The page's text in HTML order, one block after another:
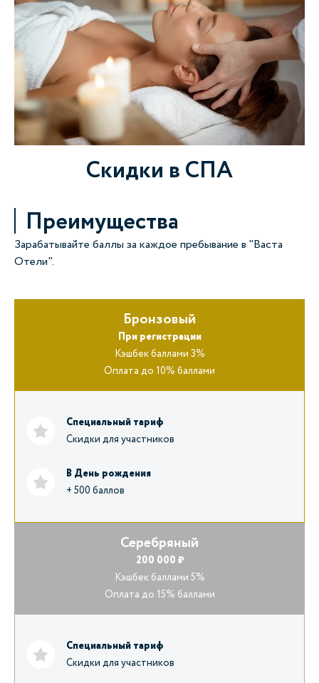
Скидки в СПА
Преимущества
Зарабатывайте баллы за каждое пребывание в "Васта
Отели".
Бронзовый
При регистрации
Кэшбек баллами 3%
Оплата до 10% баллами
Специальный тариф
Скидки для участников
В День рождения
+ 500 баллов
Серебряный
200 000 ₽
Кэшбек баллами 5%
Оплата до 15% баллами
Специальный тариф
Скидки для участников